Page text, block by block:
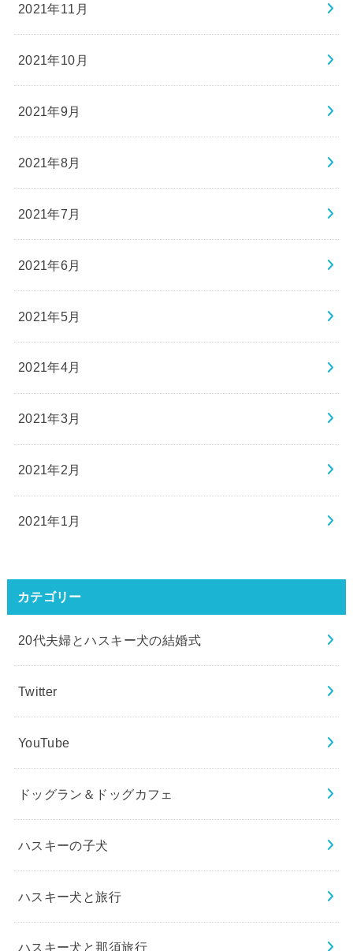
2021年11月
2021年10月
2021年9月
2021年8月
2021年7月
2021年6月
2021年5月
2021年4月
2021年3月
2021年2月
2021年1月
カテゴリー
20代夫婦とハスキー犬の結婚式
Twitter
YouTube
ドッグラン＆ドッグカフェ
ハスキーの子犬
ハスキー犬と旅行
ハスキー犬と那須旅行